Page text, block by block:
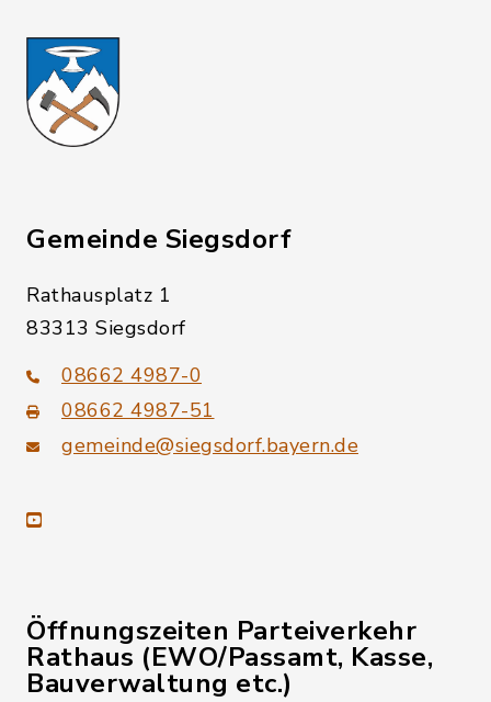
Gemeinde Siegsdorf
Rathausplatz 1
83313 Siegsdorf
08662 4987-0
08662 4987-51
gemeinde@siegsdorf.bayern.de
youtube
Öffnungszeiten Parteiverkehr
Rathaus (EWO/Passamt, Kasse,
Bauverwaltung etc.)